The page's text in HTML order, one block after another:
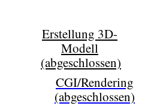
Erstellung 3D-
Modell
(abgeschlossen)
CGI/Rendering
(abgeschlossen)